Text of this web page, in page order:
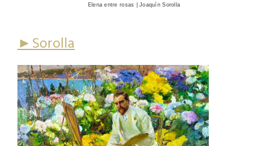
Elena entre rosas | Joaquín Sorolla
►Sorolla